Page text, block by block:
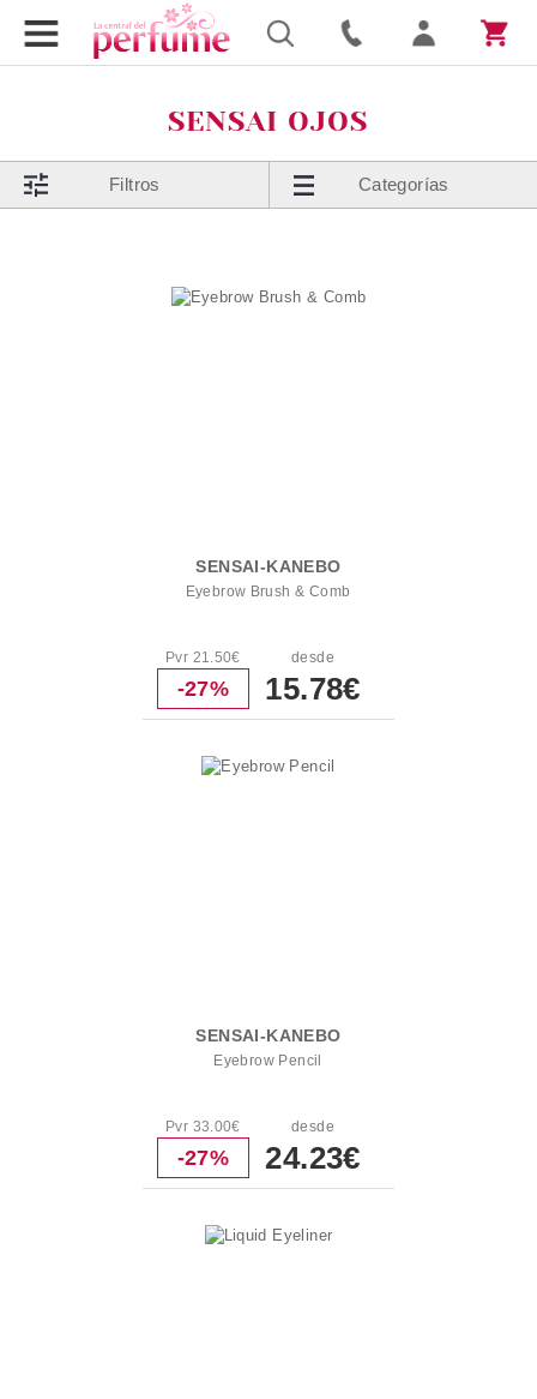
SENSAI OJOS
Filtros Categorías
SENSAI-KANEBO
Eyebrow Brush & Comb
Pvr 21.50€
-27%
desde
15.78€
SENSAI-KANEBO
Eyebrow Pencil
Pvr 33.00€
-27%
desde
24.23€